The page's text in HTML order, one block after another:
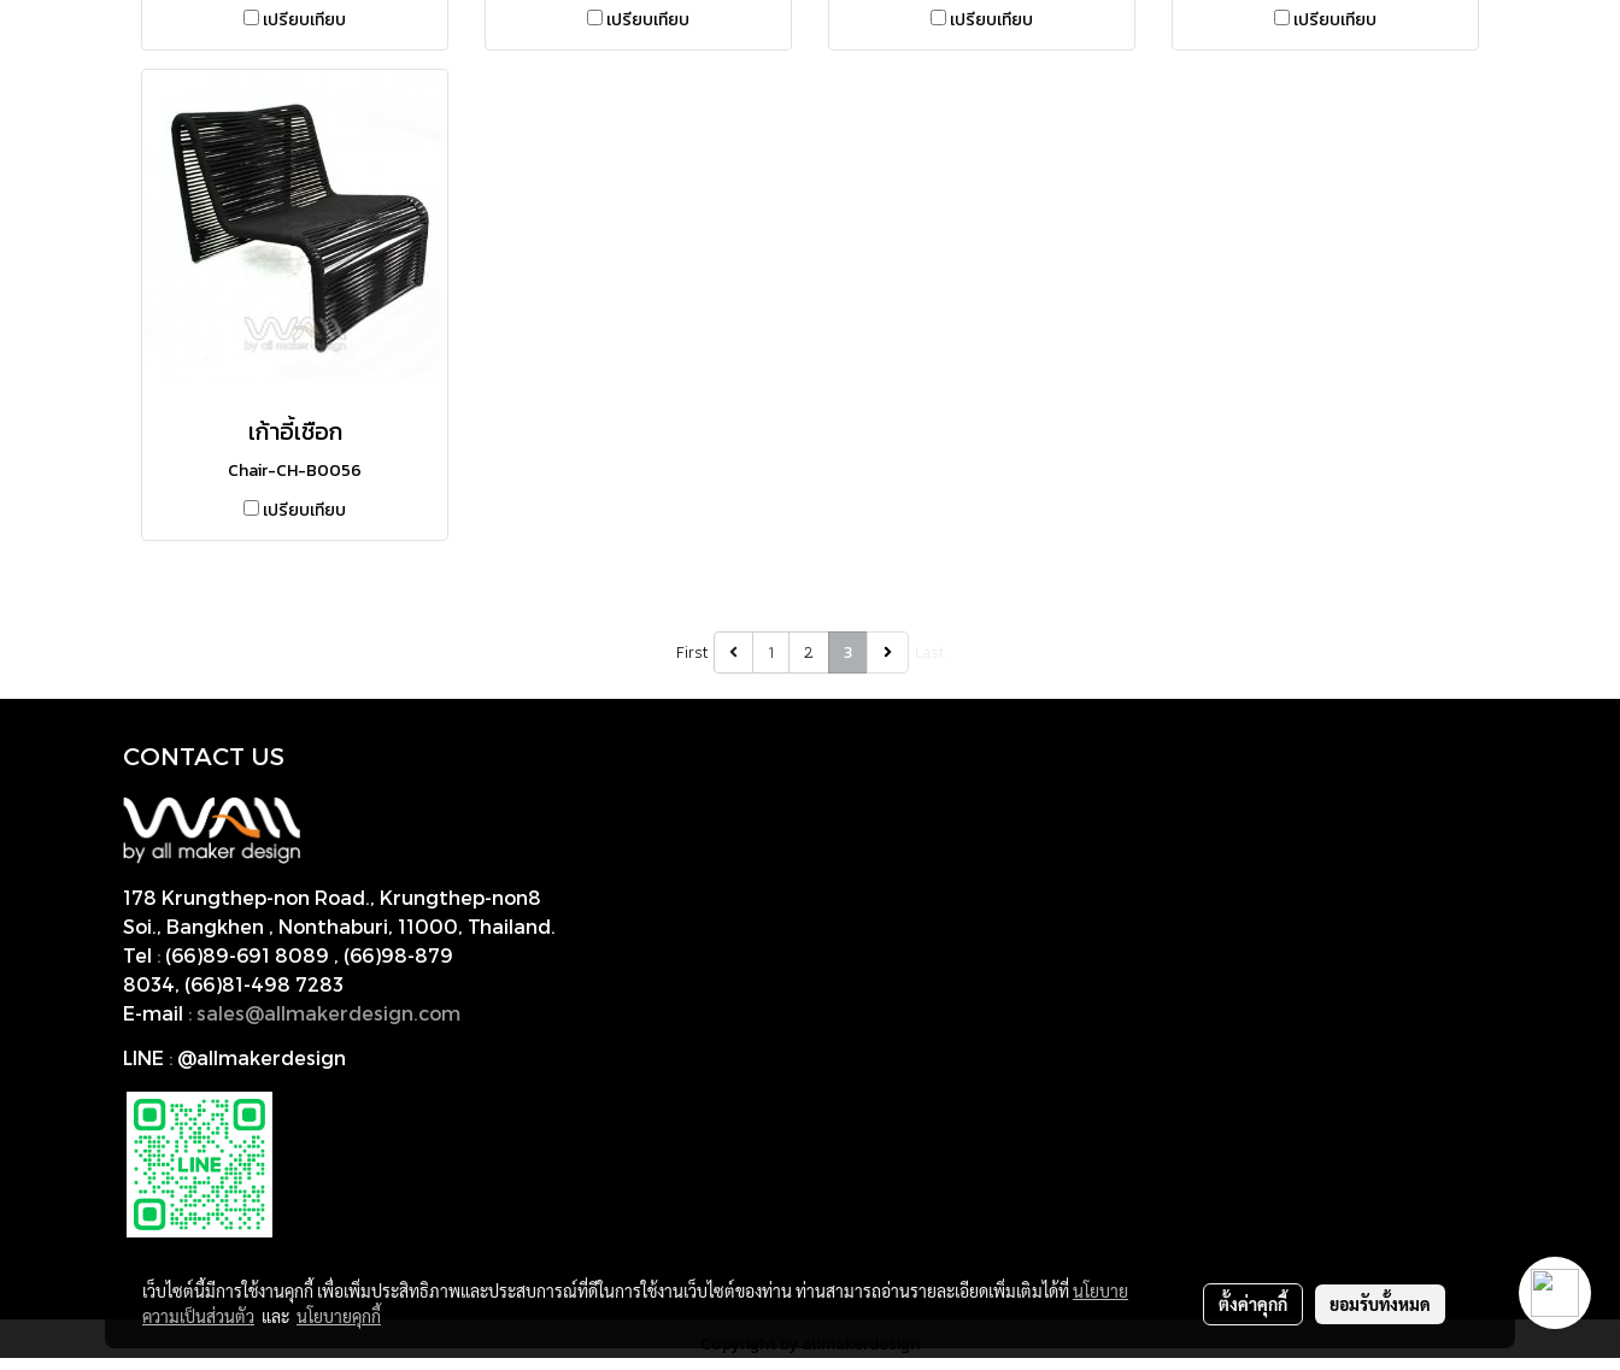
เปรียบเทียบ
เปรียบเทียบ
เปรียบเทียบ
เปรียบเทียบ
เก้าอี้เชือก
Chair-CH-B0056
เปรียบเทียบ
First 1 2 3
CONTACT US
178 Krungthep-non Road., Krungthep-non8
Soi., Bangkhen , Nonthaburi, 11000, Thailand.
Tel : (66)89-691 8089 , (66)98-879
8034, (66)81-498 7283
E-mail : sales@allmakerdesign.com
LINE : @allmakerdesign
Copyright by allmakerdesign
เว็บไซต์นี้มีการใช้งานคุกกี้ เพื่อเพิ่มประสิทธิภาพและประสบการณ์ที่ดีในการใช้งานเว็บไซต์ของท่าน ท่านสามารถอ่านรายละเอียดเพิ่มเติมได้ที่นโยบาย
ความเป็นส่วนตัว และ นโยบายคุกกี้
ตั้งค่าคุกกี้ ยอมรับทั้งหมด